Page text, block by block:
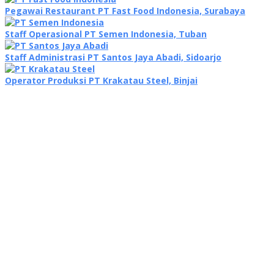
Pegawai Restaurant PT Fast Food Indonesia, Surabaya
Staff Operasional PT Semen Indonesia, Tuban
Staff Administrasi PT Santos Jaya Abadi, Sidoarjo
Operator Produksi PT Krakatau Steel, Binjai